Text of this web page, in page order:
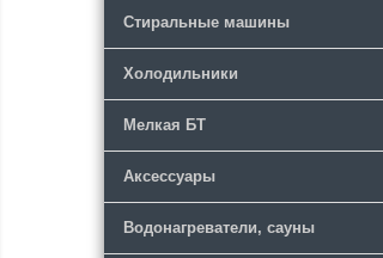
Стиральные машины
Холодильники
Мелкая БТ
Аксессуары
Водонагреватели, сауны